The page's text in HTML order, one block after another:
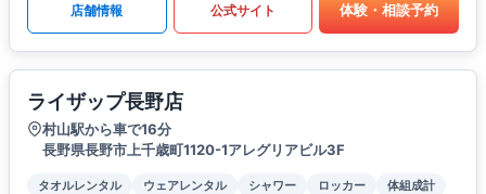
店舗情報 公式サイト 体験・相談予約
ライザップ長野店
村山駅から車で16分
長野県長野市上千歳町1120-1アレグリアビル3F
タオルレンタル ウェアレンタル シャワー ロッカー
体組成計